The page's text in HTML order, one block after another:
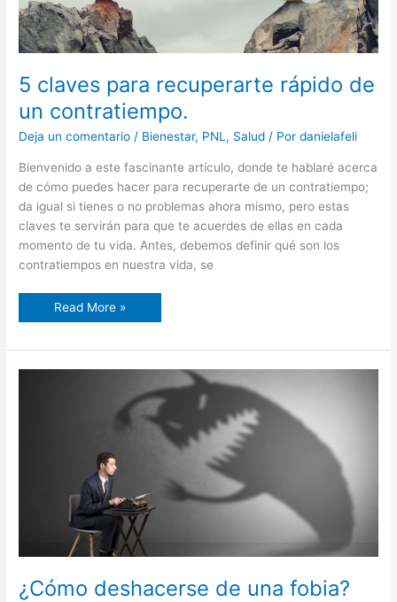
5 claves para recuperarte rápido de
un contratiempo.
Deja un comentario / Bienestar, PNL, Salud / Pordanielafeli
Bienvenido a este fascinante artículo, donde te hablaré acerca
de cómo puedes hacer para recuperarte de un contratiempo;
da igual si tienes o no problemas ahora mismo, pero estas
claves te servirán para que te acuerdes de ellas en cada
momento de tu vida. Antes, debemos definir qué son los
contratiempos en nuestra vida, se
Read More »
¿Cómo deshacerse de una fobia?
¿Cómo